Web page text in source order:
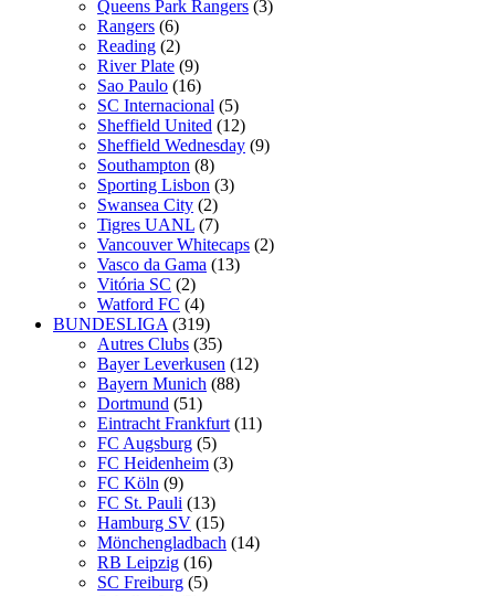
Queens Park Rangers (3)
Rangers (6)
Reading (2)
River Plate (9)
Sao Paulo (16)
SC Internacional (5)
Sheffield United (12)
Sheffield Wednesday (9)
Southampton (8)
Sporting Lisbon (3)
Swansea City (2)
Tigres UANL (7)
Vancouver Whitecaps (2)
Vasco da Gama (13)
Vitória SC (2)
Watford FC (4)
BUNDESLIGA (319)
Autres Clubs (35)
Bayer Leverkusen (12)
Bayern Munich (88)
Dortmund (51)
Eintracht Frankfurt (11)
FC Augsburg (5)
FC Heidenheim (3)
FC Köln (9)
FC St. Pauli (13)
Hamburg SV (15)
Mönchengladbach (14)
RB Leipzig (16)
SC Freiburg (5)